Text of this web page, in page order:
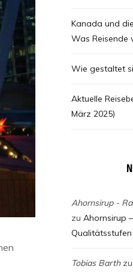
Kanada und
Was Reisende
Wie gestaltet
Aktuelle
März 2025)
Ahornsirup -
zu Ahornsirup
Qualitätsstufen
Tobias Barthzu